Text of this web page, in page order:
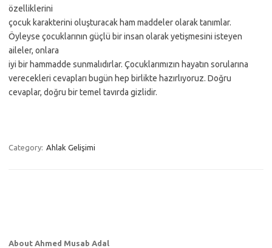
özelliklerini
çocuk karakterini oluşturacak ham maddeler olarak tanımlar.
Öyleyse çocuklarının güçlü bir insan olarak yetişmesini isteyen
aileler, onlara
iyi bir hammadde sunmalıdırlar. Çocuklarımızın hayatın sorularına
verecekleri cevapları bugün hep birlikte hazırlıyoruz. Doğru
cevaplar, doğru bir temel tavırda gizlidir.
Category: Ahlak Gelişimi
About Ahmed Musab Adal